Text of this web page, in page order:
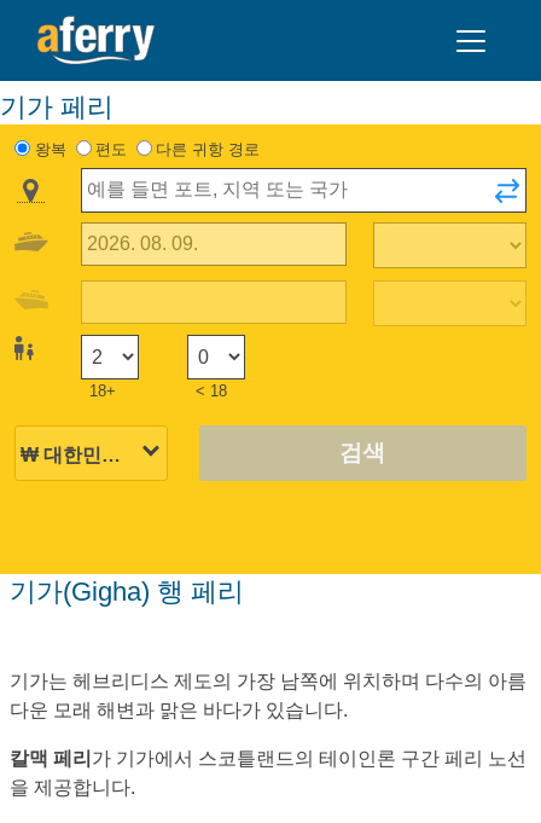
기가 페리
왕복 편도 다른 귀항 경로
18+ < 18
검색
기가(Gigha) 행 페리
기가는 헤브리디스 제도의 가장 남쪽에 위치하며 다수의 아름
다운 모래 해변과 맑은 바다가 있습니다.
칼맥 페리 가 기가에서 스코틑랜드의 테이인론 구간 페리 노선
을 제공합니다.